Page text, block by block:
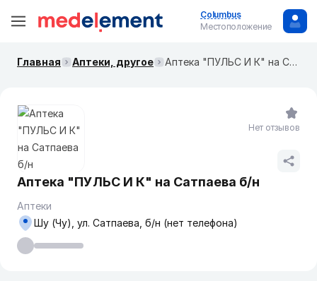
Columbus
Местоположение
Главная Аптеки, другое Аптека "ПУЛЬС И К" на Сатпаева б/н
Аптека "ПУЛЬС И К" на Сатпаева б/н
Аптеки
Шу (Чу), ул. Сатпаева, б/н (нет телефона)
Нет отзывов